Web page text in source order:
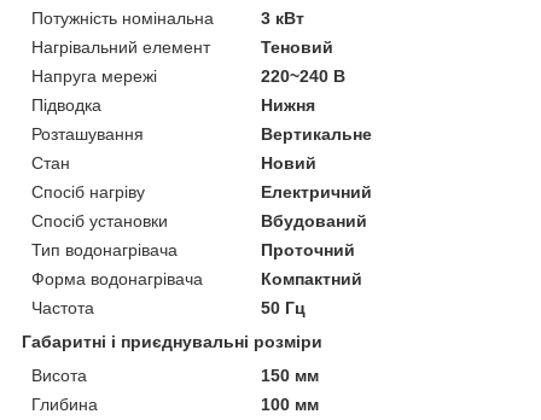
Потужність номінальна
3 кВт
Нагрівальний елемент
Теновий
Напруга мережі
220~240 В
Підводка
Нижня
Розташування
Вертикальне
Стан
Новий
Спосіб нагріву
Електричний
Спосіб установки
Вбудований
Тип водонагрівача
Проточний
Форма водонагрівача
Компактний
Частота
50 Гц
Габаритні і приєднувальні розміри
Висота
150 мм
Глибина
100 мм